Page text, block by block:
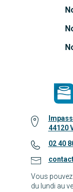
44120
02 40
Vous
du lundi au